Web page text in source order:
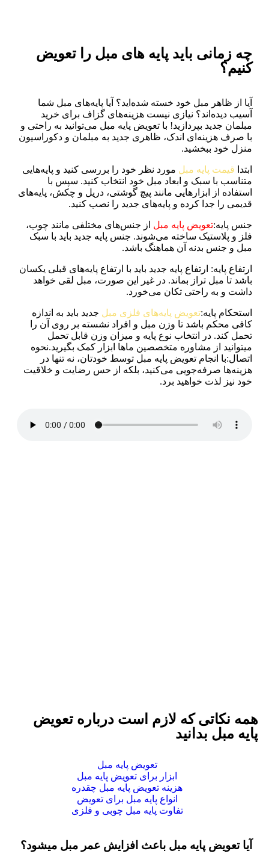
چه زمانی باید پایه های مبل را تعویض
کنیم؟
آیا از ظاهر مبل خود خسته شده‌اید؟ آیا پایه‌های مبل شما
آسیب دیده‌اند؟ نیازی نیست هزینه‌های گزاف برای خرید
مبلمان جدید بپردازید! با تعویض پایه مبل می‌توانید به راحتی و
با صرف هزینه‌ای اندک، ظاهری جدید به مبلمان و دکوراسیون
منزل خود ببخشید.
ابتدا قیمت پایه مبل مورد نظر خود را بررسی کنید و پایه‌هایی
متناسب با سبک و ابعاد مبل خود انتخاب کنید. سپس با
استفاده از ابزارهایی مانند پیچ گوشتی، دریل و چکش، پایه‌های
قدیمی را جدا کرده و پایه‌های جدید را نصب کنید.
جنس پایه:تعویض پایه مبل از جنس‌های مختلفی مانند چوب،
فلز و پلاستیک ساخته می‌شوند. جنس پایه جدید باید با سبک
مبل و جنس بدنه آن هماهنگ باشد.
ارتفاع پایه: ارتفاع پایه جدید باید با ارتفاع پایه‌های قبلی یکسان
باشد تا مبل تراز بماند. در غیر این صورت، مبل لقی خواهد
داشت و به راحتی تکان می‌خورد.
استحکام پایه:تعویض پایه‌های فلزی مبل جدید باید به اندازه
کافی محکم باشد تا وزن مبل و افراد نشسته بر روی آن را
تحمل کند. در انتخاب نوع پایه و میزان وزن قابل تحمل
میتوانید از مشاوره متخصصین ماها ابزار کمک بگیرید.نحوه
اتصال:با انجام تعویض پایه مبل توسط خودتان، نه تنها در
هزینه‌ها صرفه‌جویی می‌کنید، بلکه از حس رضایت و خلاقیت
خود نیز لذت خواهید برد.
همه نکاتی که لازم است درباره تعویض
پایه مبل بدانید
تعویض پایه مبل
ابزار برای تعویض پایه مبل
هزینه تعویض پایه مبل چقدره
انواع پایه مبل برای تعویض
تفاوت پایه مبل چوبی و فلزی
آیا تعویض پایه مبل باعث افزایش عمر مبل میشود؟